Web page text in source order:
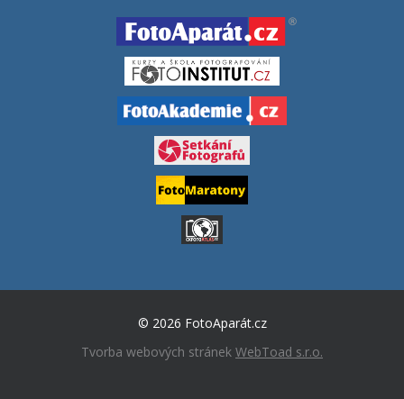
© 2026 FotoAparát.cz
Tvorba webových stránek WebToad s.r.o.